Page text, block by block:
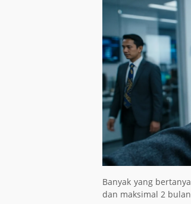
Banyak yang
dan maksimal 2